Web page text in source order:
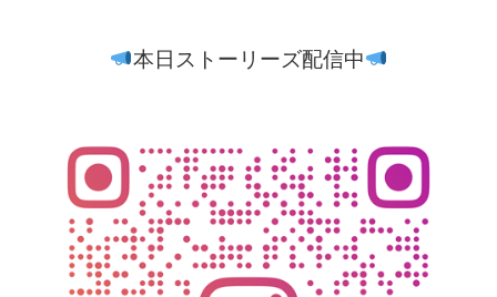
本日ストーリーズ配信中